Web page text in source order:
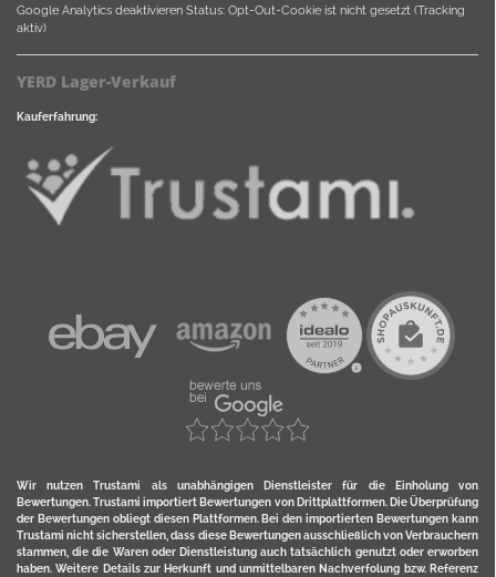
Google Analytics deaktivieren Status: Opt-Out-Cookie ist nicht gesetzt (Tracking
aktiv)
YERD Lager-Verkauf
Kauferfahrung:
Wir nutzen Trustami als unabhängigen Dienstleister für die Einholung von
Bewertungen. Trustami importiert Bewertungen von Drittplattformen. Die Überprüfung
der Bewertungen obliegt diesen Plattformen. Bei den importierten Bewertungen kann
Trustami nicht sicherstellen, dass diese Bewertungen ausschließlich von Verbrauchern
stammen, die die Waren oder Dienstleistung auch tatsächlich genutzt oder erworben
haben. Weitere Details zur Herkunft und unmittelbaren Nachverfolung bzw. Referenz